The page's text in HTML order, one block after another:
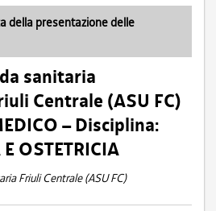
della presentazione delle
sanitaria
Centrale (ASU FC)
– Disciplina:
OSTETRICIA
Friuli Centrale (ASU FC)